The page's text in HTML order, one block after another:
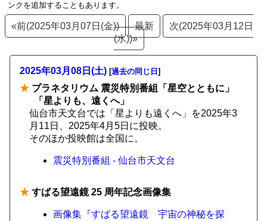
ンクを追加することもあります。
«前(2025年03月07日(金)) 最新
次(2025年03月12日
(水))»
2025年03月08日(土) [過去の同じ日 ]
★ プラネタリウム 震災特別番組「星空とともに」
「星よりも、遠くへ」
仙台市天文台では「星よりも遠くへ」を2025年3
月11日、2025年4月5日に投映。
そのほか投映館は全国に。
震災特別番組 - 仙台市天文台
★ すばる望遠鏡 25 周年記念画像集
画像集『すばる望遠鏡 宇宙の神秘を探